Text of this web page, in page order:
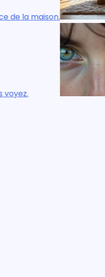
Le confort réel,
Ce n’est pas ce que